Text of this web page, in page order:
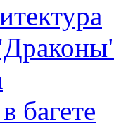
багете